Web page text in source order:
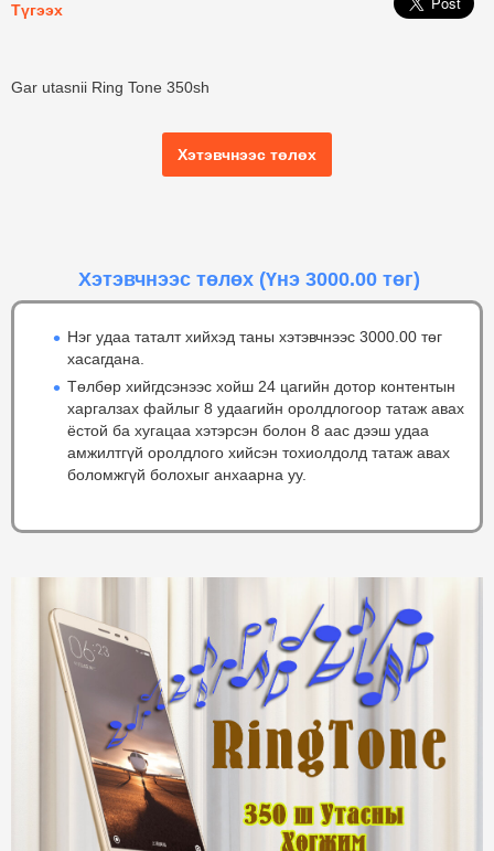
Түгээх
Gar utasnii Ring Tone 350sh
Хэтэвчнээс төлөх
Хэтэвчнээс төлөх (Үнэ 3000.00 төг)
Нэг удаа таталт хийхэд таны хэтэвчнээс 3000.00 төг
хасагдана.
Төлбөр хийгдсэнээс хойш 24 цагийн дотор контентын
харгалзах файлыг 8 удаагийн оролдлогоор татаж авах
ёстой ба хугацаа хэтэрсэн болон 8 аас дээш удаа
амжилтгүй оролдлого хийсэн тохиолдолд татаж авах
боломжгүй болохыг анхаарна уу.